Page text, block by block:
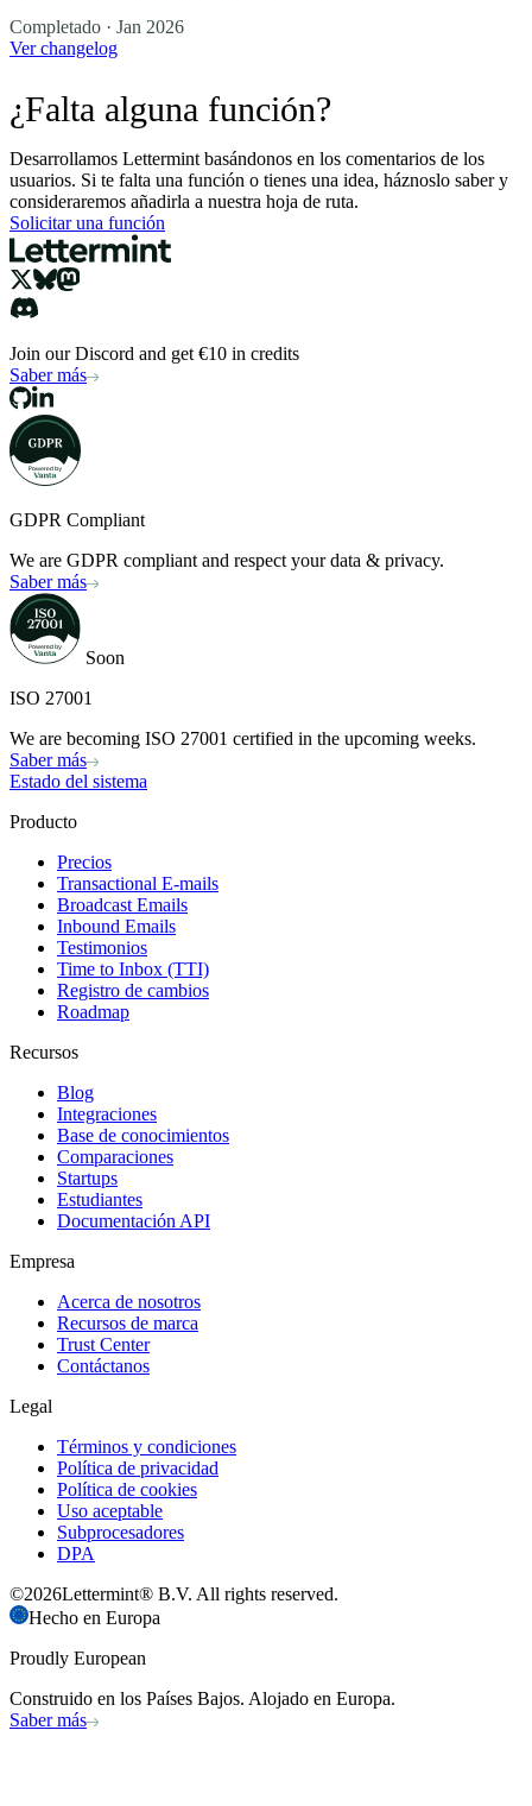
Completado · Jan 2026
Ver changelog
¿Falta alguna función?
Desarrollamos Lettermint basándonos en los comentarios de los
usuarios. Si te falta una función o tienes una idea, háznoslo saber y
consideraremos añadirla a nuestra hoja de ruta.
Solicitar una función
Join our Discord and get €10 in credits
Saber más
GDPR Compliant
We are GDPR compliant and respect your data & privacy.
Saber más
Soon
ISO 27001
We are becoming ISO 27001 certified in the upcoming weeks.
Saber más
Estado del sistema
Producto
Precios
Transactional E-mails
Broadcast Emails
Inbound Emails
Testimonios
Time to Inbox (TTI)
Registro de cambios
Roadmap
Recursos
Blog
Integraciones
Base de conocimientos
Comparaciones
Startups
Estudiantes
Documentación API
Empresa
Acerca de nosotros
Recursos de marca
Trust Center
Contáctanos
Legal
Términos y condiciones
Política de privacidad
Política de cookies
Uso aceptable
Subprocesadores
DPA
©2026Lettermint® B.V. All rights reserved.
Hecho en Europa
Proudly European
Construido en los Países Bajos. Alojado en Europa.
Saber más